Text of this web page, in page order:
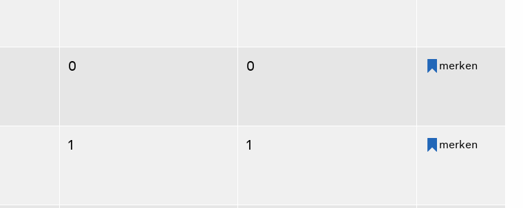
0 0 merken
1 1 merken